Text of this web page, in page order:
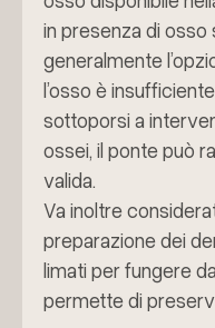
in presenza di osso
generalmente
l’osso è
sottoporsi a
ossei, il ponte può
valida.
Va inoltre
preparazione dei
limati per fungere
permette di